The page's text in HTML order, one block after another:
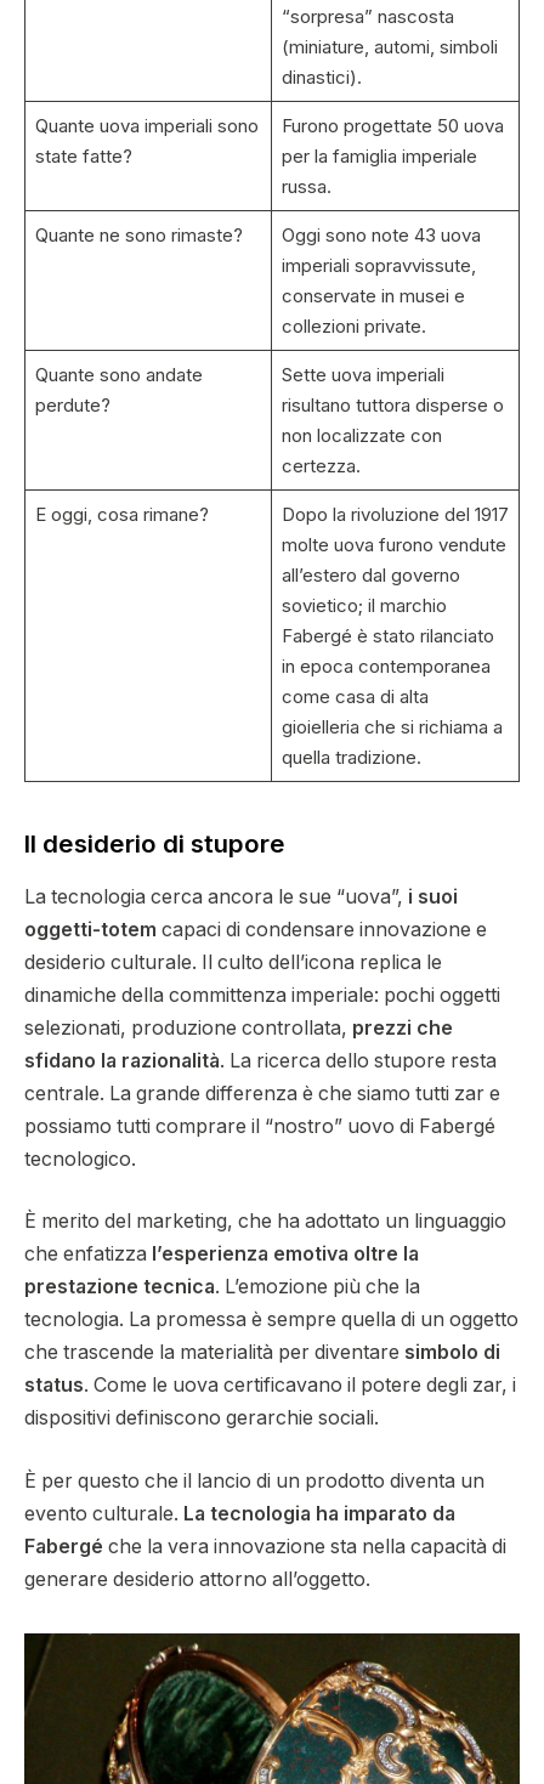
“sorpresa” nascosta
(miniature, automi, simboli
dinastici).
Quante uova imperiali sono
state fatte?
Furono progettate 50 uova
per la famiglia imperiale
russa.
Quante ne sono rimaste?
Oggi sono note 43 uova
imperiali sopravvissute,
conservate in musei e
collezioni private.
Quante sono andate
perdute?
Sette uova imperiali
risultano tuttora disperse o
non localizzate con
certezza.
E oggi, cosa rimane?
Dopo la rivoluzione del 1917
molte uova furono vendute
all’estero dal governo
sovietico; il marchio
Fabergé è stato rilanciato
in epoca contemporanea
come casa di alta
gioielleria che si richiama a
quella tradizione.
Il desiderio di stupore
La tecnologia cerca ancora le sue “uova”, i suoi
oggetti-totem capaci di condensare innovazione e
desiderio culturale. Il culto dell’icona replica le
dinamiche della committenza imperiale: pochi oggetti
selezionati, produzione controllata, prezzi che
sfidano la razionalità. La ricerca dello stupore resta
centrale. La grande differenza è che siamo tutti zar e
possiamo tutti comprare il “nostro” uovo di Fabergé
tecnologico.
È merito del marketing, che ha adottato un linguaggio
che enfatizza l’esperienza emotiva oltre la
prestazione tecnica. L’emozione più che la
tecnologia. La promessa è sempre quella di un oggetto
che trascende la materialità per diventare simbolo di
status. Come le uova certificavano il potere degli zar, i
dispositivi definiscono gerarchie sociali.
È per questo che il lancio di un prodotto diventa un
evento culturale. La tecnologia ha imparato da
Fabergé che la vera innovazione sta nella capacità di
generare desiderio attorno all’oggetto.